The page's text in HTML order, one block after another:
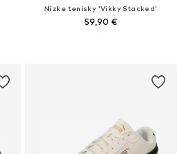
Nízke tenisky 'Vikky Stacked'
59,90 €